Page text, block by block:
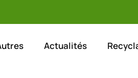
Actualités